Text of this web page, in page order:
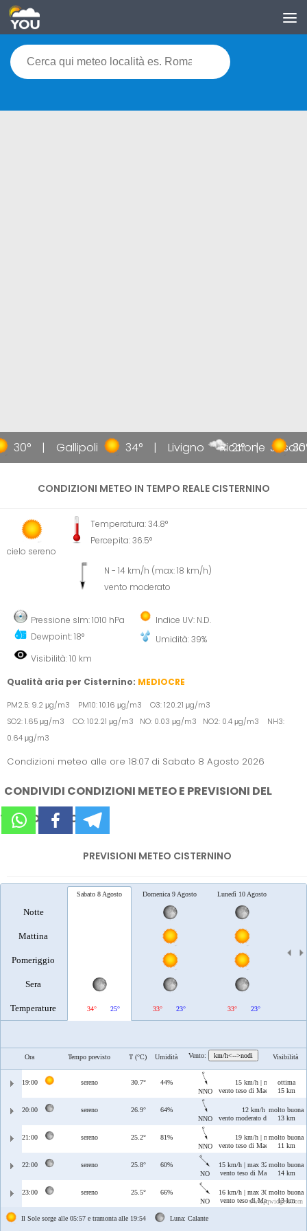
30° Gallipoli 34° Livigno 21° Jesolo
Riccione 30°
CONDIZIONI METEO IN TEMPO REALE CISTERNINO
cielo sereno
Temperatura: 34.8°
Percepita: 36.5°
N - 14 km/h (max: 18 km/h)
vento moderato
Pressione slm: 1010 hPa
Dewpoint: 18°
Indice UV: N.D.
Umidità: 39%
Visibilità: 10 km
Qualità aria per Cisternino: MEDIOCRE
PM2.5: 9.2 μg/m3 PM10: 10.16 μg/m3 O3: 120.21 μg/m3
SO2: 1.65 μg/m3 CO: 102.21 μg/m3 NO: 0.03 μg/m3 NO2: 0.4 μg/m3 NH3:
0.64 μg/m3
Condizioni meteo alle ore 18:07 di Sabato 8 Agosto 2026
CONDIVIDI CONDIZIONI METEO E PREVISIONI DEL
TEMPO SUI SOCIAL
PREVISIONI METEO CISTERNINO
Notte
Mattina
Pomeriggio
Sera
Temperature
Sabato 8 Agosto
34° 25°
Domenica 9 Agosto
33° 23°
Lunedì 10 Agosto
33° 23°
Ora Tempo previsto T (°C) Umidità Vento: km/h<-->nodi Visibilità
19:00 sereno 30.7°
44%
NNO
15 km/h | max 20 km/h
vento teso di Maestrale/
ottima
15 km
20:00 sereno 26.9°
64%
NNO
12 km/h | max 22 km/
vento moderato di Maestrale/
molto buona
13 km
21:00 sereno 25.2°
81%
NNO
19 km/h | max 37 km/h
vento teso di Maestrale/
molto buona
11 km
22:00 sereno 25.8°
60%
NO
15 km/h | max 32 km/h
vento teso di Maestrale
molto buona
14 km
23:00 sereno 25.5°
66%
NO
16 km/h | max 30 km/h
vento teso di Maestrale
molto buona
13 km
www.jqwidgets.com
Il Sole sorge alle 05:57 e tramonta alle 19:54
Luna: Calante